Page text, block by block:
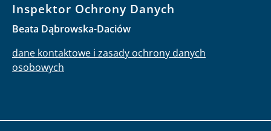
Inspektor Ochrony Danych
Beata Dąbrowska-Daciów
dane kontaktowe i zasady ochrony danych
osobowych